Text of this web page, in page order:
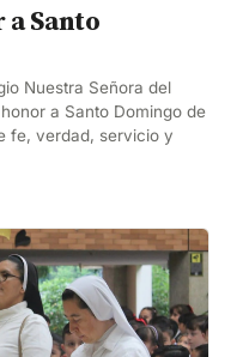
Santo
Nuestra Señora del
a Santo Domingo de
fe, verdad, servicio y